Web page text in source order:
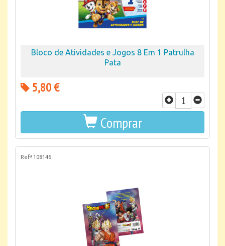
Bloco de Atividades e Jogos 8 Em 1 Patrulha
Pata
5,80 €
Comprar
Refª 108146